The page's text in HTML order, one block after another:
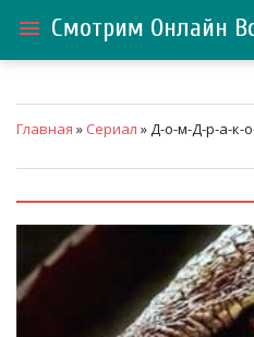
menu Смотрим Онлайн
Главная » Сериал » Д-о-м-Д-р-а-к-